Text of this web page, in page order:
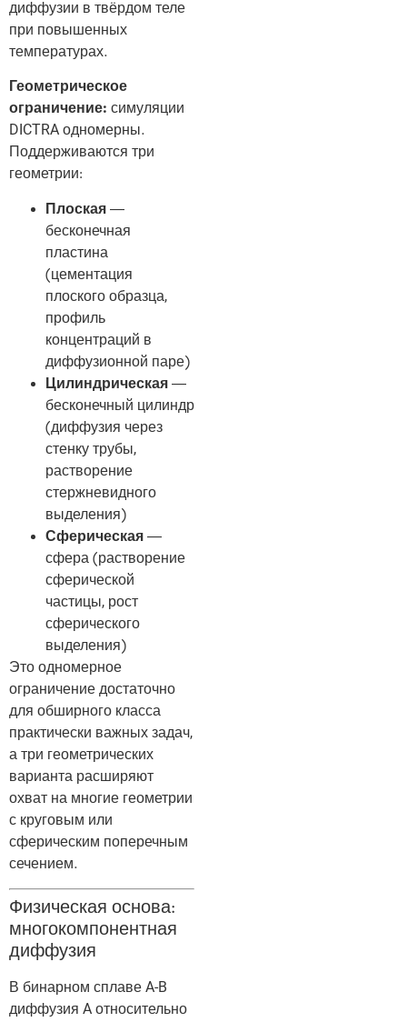
диффузии в твёрдом теле
при повышенных
температурах.
Геометрическое
ограничение: симуляции
DICTRA одномерны.
Поддерживаются три
геометрии:
Плоская —
бесконечная
пластина
(цементация
плоского образца,
профиль
концентраций в
диффузионной паре)
Цилиндрическая —
бесконечный цилиндр
(диффузия через
стенку трубы,
растворение
стержневидного
выделения)
Сферическая —
сфера (растворение
сферической
частицы, рост
сферического
выделения)
Это одномерное
ограничение достаточно
для обширного класса
практически важных задач,
а три геометрических
варианта расширяют
охват на многие геометрии
с круговым или
сферическим поперечным
сечением.
Физическая основа:
многокомпонентная
диффузия
В бинарном сплаве A-B
диффузия A относительно